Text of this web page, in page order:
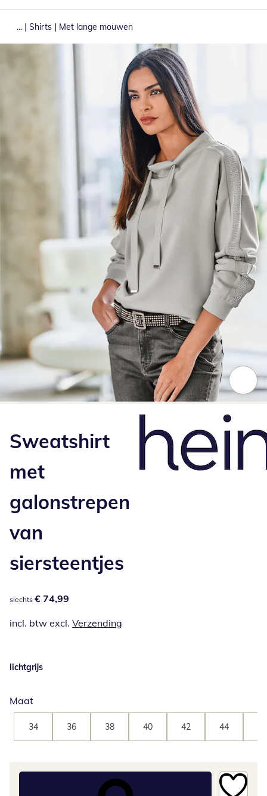
... | Shirts | Met lange mouwen
Sweatshirt
met
galonstrepen
van
siersteentjes
€ 74,99
slechts € 74,99
incl. btw excl. Verzending
lichtgrijs
Maat
34 36 38 40 42 44